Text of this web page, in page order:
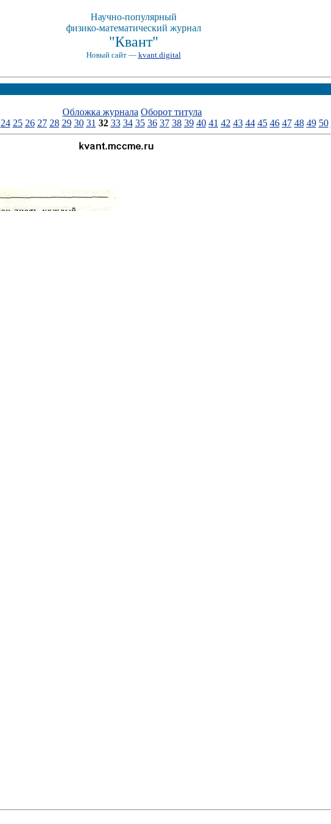
Научно-популярный
физико-математический журнал
"Квант"
Новый сайт — kvant.digital
Обложка журнала Оборот титула
24 25 26 27 28 29 30 31 32 33 34 35 36 37 38 39 40 41 42 43 44 45 46 47 48 49 50